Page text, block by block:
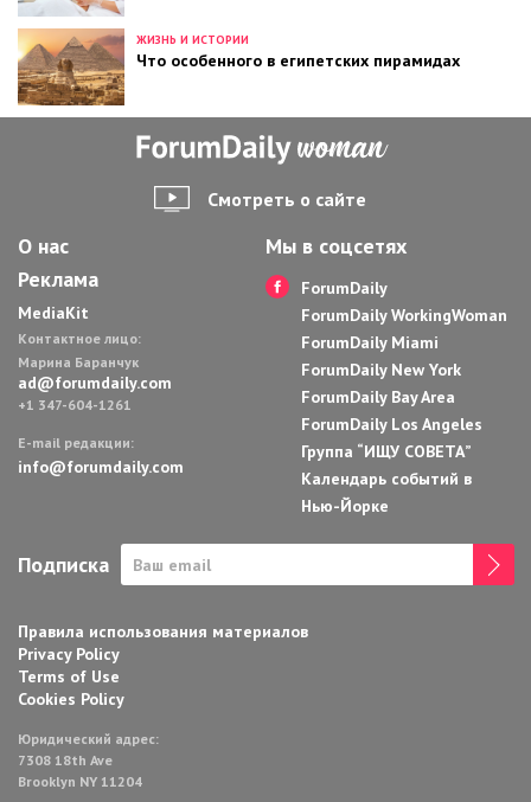
ЖИЗНЬ И ИСТОРИИ
Что особенного в египетских пирамидах
Смотреть о сайте
О нас
Реклама
MediaKit
Контактное лицо:
Марина Баранчук
ad@forumdaily.com
+1 347-604-1261
E-mail редакции:
info@forumdaily.com
Мы в соцсетях
ForumDaily
ForumDaily WorkingWoman
ForumDaily Miami
ForumDaily New York
ForumDaily Bay Area
ForumDaily Los Angeles
Группа “ИЩУ СОВЕТА”
Календарь событий в
Нью-Йорке
Подписка
Правила использования материалов
Privacy Policy
Terms of Use
Cookies Policy
Юридический адрес:
7308 18th Ave
Brooklyn NY 11204